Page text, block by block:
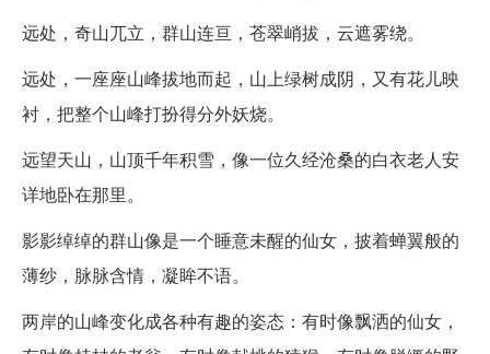
远处，奇山兀立，群山连亘，苍翠峭拔，云遮雾绕。
远处，一座座山峰拔地而起，山上绿树成阴，又有花儿映
衬，把整个山峰打扮得分外妖烧。
远望天山，山顶千年积雪，像一位久经沧桑的白衣老人安
详地卧在那里。
影影绰绰的群山像是一个睡意未醒的仙女，披着蝉翼般的
薄纱，脉脉含情，凝眸不语。
两岸的山峰变化成各种有趣的姿态：有时像飘洒的仙女，